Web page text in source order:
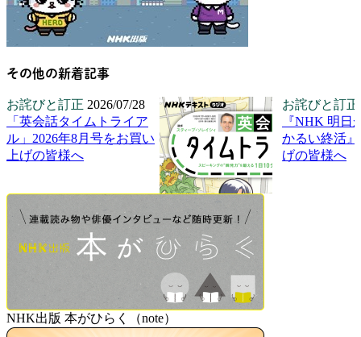
その他の新着記事
お詫びと訂正 2026/07/28
「英会話タイムトライア
ル」2026年8月号をお買い
上げの皆様へ
お詫びと訂正
『NHK 明日
かるい終活
げの皆様へ
NHK出版 本がひらく（note）